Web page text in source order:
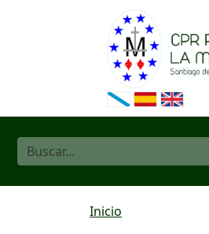
Miga de
Inicio